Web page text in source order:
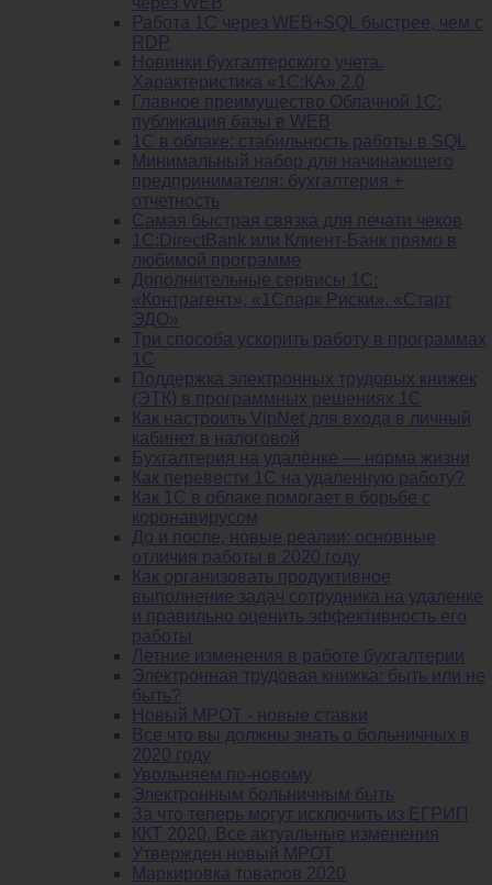
Работа 1С через WEB+SQL быстрее, чем с
RDP
Новинки бухгалтерского учета.
Характеристика «1С:КА» 2.0
Главное преимущество Облачной 1С:
публикация базы в WEB
1С в облаке: стабильность работы в SQL
Минимальный набор для начинающего
предпринимателя: бухгалтерия +
отчетность
Самая быстрая связка для печати чеков
1С:DirectBank или Клиент-Банк прямо в
любимой программе
Дополнительные сервисы 1С:
«Контрагент», «1Спарк Риски», «Старт
ЭДО»
Три способа ускорить работу в программах
1С
Поддержка электронных трудовых книжек
(ЭТК) в программных решениях 1С
Как настроить VipNet для входа в личный
кабинет в налоговой
Бухгалтерия на удалёнке — норма жизни
Как перевести 1С на удаленную работу?
Как 1С в облаке помогает в борьбе с
коронавирусом
До и после, новые реалии: основные
отличия работы в 2020 году
Как организовать продуктивное
выполнение задач сотрудника на удаленке
и правильно оценить эффективность его
работы
Летние изменения в работе бухгалтерии
Электронная трудовая книжка: быть или не
быть?
Новый МРОТ - новые ставки
Все что вы должны знать о больничных в
2020 году
Увольняем по-новому
Электронным больничным быть
За что теперь могут исключить из ЕГРИП
ККТ 2020. Все актуальные изменения
Утвержден новый МРОТ
Маркировка товаров 2020